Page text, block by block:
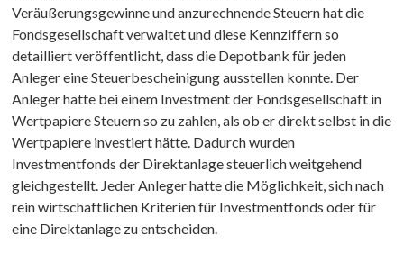
Veräußerungsgewinne und anzurechnende Steuern hat die
Fondsgesellschaft verwaltet und diese Kennziffern so
detailliert veröffentlicht, dass die Depotbank für jeden
Anleger eine Steuerbescheinigung ausstellen konnte. Der
Anleger hatte bei einem Investment der Fondsgesellschaft in
Wertpapiere Steuern so zu zahlen, als ob er direkt selbst in die
Wertpapiere investiert hätte. Dadurch wurden
Investmentfonds der Direktanlage steuerlich weitgehend
gleichgestellt. Jeder Anleger hatte die Möglichkeit, sich nach
rein wirtschaftlichen Kriterien für Investmentfonds oder für
eine Direktanlage zu entscheiden.